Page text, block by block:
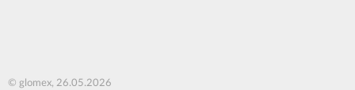
© glomex, 26.05.2026